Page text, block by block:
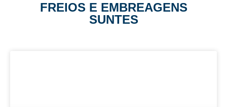
FREIOS E EMBREAGENS
SUNTES